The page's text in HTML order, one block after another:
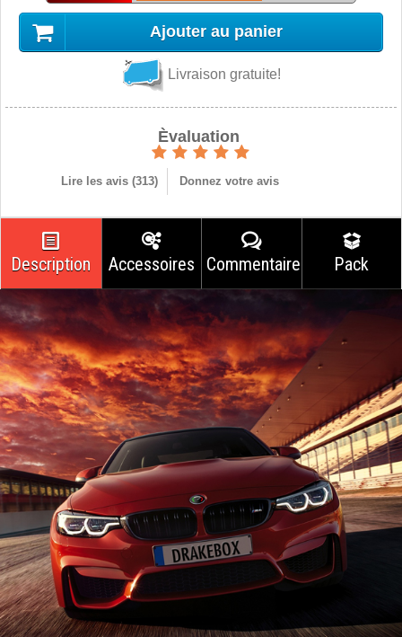
Ajouter au panier
Livraison gratuite!
Èvaluation
Lire les avis (313) Donnez votre avis
Description Accessoires Commentaires Pack